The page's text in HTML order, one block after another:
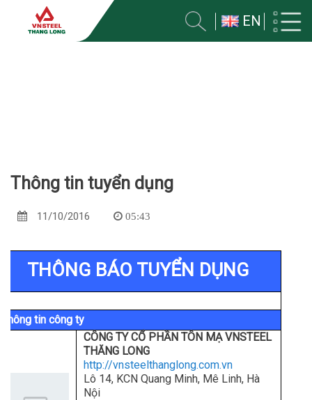
EN
Thông tin tuyển dụng
11/10/2016 05:43
THÔNG BÁO TUYỂN DỤNG
Thông tin công ty
CÔNG TY CỔ PHẦN TÔN MẠ VNSTEEL
THĂNG LONG
http://vnsteelthanglong.com.vn
Lô 14, KCN Quang Minh, Mê Linh, Hà
Nội